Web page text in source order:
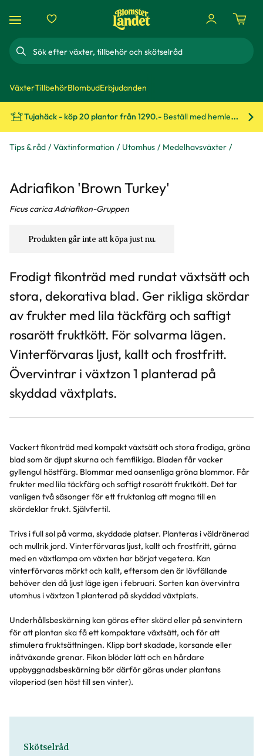
Sök
VäxterTillbehörBlombudErbjudanden
Tujahäck - köp 20 plantor från 1290.- Beställ med hemleverans!
Tips & råd Växtinformation Utomhus Medelhavsväxter
Adriafikon 'Brown Turkey'
Ficus carica Adriafikon-Gruppen
Produkten går inte att köpa just nu.
Frodigt fikonträd med rundat växtsätt och
stora, dekorativa blad. Ger rikliga skördar
av frukter med lila täckfärg och saftigt
rosarött fruktkött. För solvarma lägen.
Vinterförvaras ljust, kallt och frostfritt.
Övervintrar i växtzon 1 planterad på
skyddad växtplats.
Vackert fikonträd med kompakt växtsätt och stora frodiga, gröna
blad som är djupt skurna och femflikiga. Bladen får vacker
gyllengul höstfärg. Blommar med oansenliga gröna blommor. Får
frukter med lila täckfärg och saftigt rosarött fruktkött. Det tar
vanligen två säsonger för ett fruktanlag att mogna till en
skördeklar frukt. Självfertil.
Trivs i full sol på varma, skyddade platser. Planteras i väldränerad
och mullrik jord. Vinterförvaras ljust, kallt och frostfritt, gärna
med en växtlampa om växten har börjat vegetera. Kan
vinterförvaras mörkt och kallt, eftersom den är lövfällande
behöver den då ljust läge igen i februari. Sorten kan övervintra
utomhus i växtzon 1 planterad på skyddad växtplats.
Underhållsbeskärning kan göras efter skörd eller på senvintern
för att plantan ska få ett kompaktare växtsätt, och för att
stimulera fruktsättningen. Klipp bort skadade, korsande eller
inåtväxande grenar. Fikon blöder lätt och en hårdare
uppbyggnadsbeskärning bör därför göras under plantans
viloperiod (sen höst till sen vinter).
Skötselråd